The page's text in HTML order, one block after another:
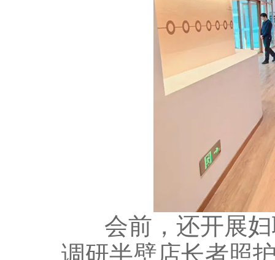
会前，还开展妇
调研半壁店长者照